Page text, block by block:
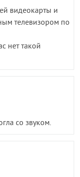
видеокарты и
телевизором по
нет такой
со звуком.